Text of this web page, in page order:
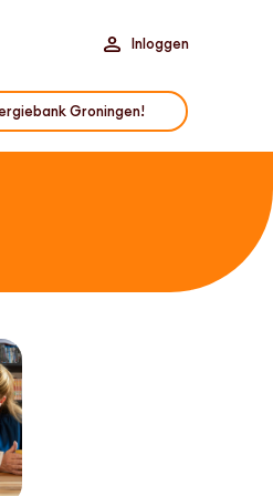
Inloggen
Groningen!